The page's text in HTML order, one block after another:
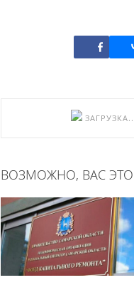
ВОЗМОЖНО, ВАС ЭТО